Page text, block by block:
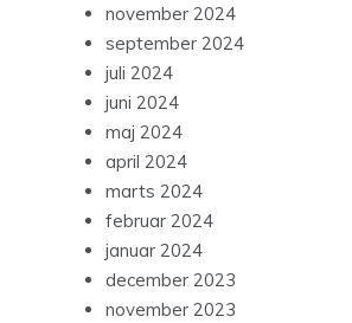
november 2024
september 2024
juli 2024
juni 2024
maj 2024
april 2024
marts 2024
februar 2024
januar 2024
december 2023
november 2023